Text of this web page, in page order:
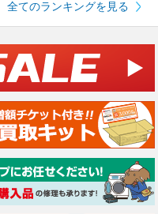
全てのランキングを見る